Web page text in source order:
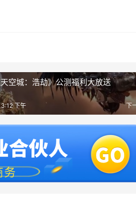
空城：浩劫》公测福利大放送
下
下午